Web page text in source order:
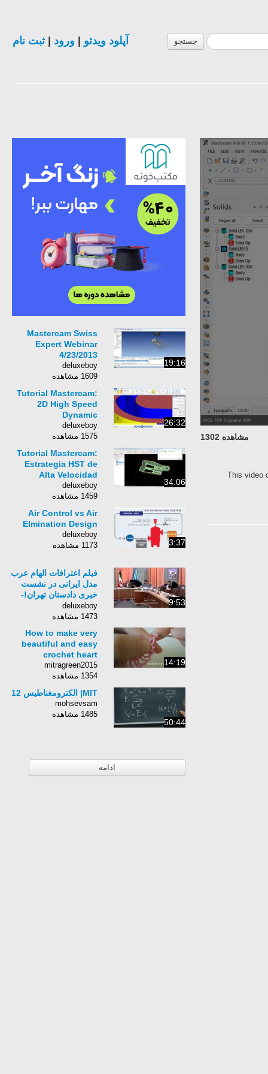
جستجو آپلود ویدئو ورود |ثبت نام
مشاهده 1302
This video
19:16
Mastercam Swiss
Expert Webinar
4/23/2013
deluxeboy
1609 مشاهده
26:32
Tutorial Mastercam:
2D High Speed
Dynamic
deluxeboy
1575 مشاهده
34:06
Tutorial Mastercam:
Estrategia HST de
Alta Velocidad
deluxeboy
1459 مشاهده
3:37
Air Control vs Air
Elmination Design
deluxeboy
1173 مشاهده
9:53
فیلم اعترافات الهام عرب
مدل ایرانی در نشست
خبری دادستان تهران!-
Elham Arab
deluxeboy
1473 مشاهده
14:19
How to make very
beautiful and easy
crochet heart
mitragreen2015
1354 مشاهده
50:44
MIT| الکترومغناطیس 12
mohsevsam
1485 مشاهده
ادامه